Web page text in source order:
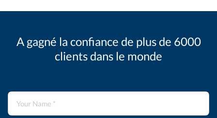
A gagné la confiance de plus de 6000
clients dans le monde